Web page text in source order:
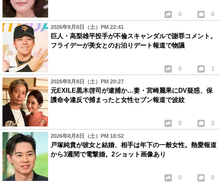
0 0
2026年8月8日（土）PM 22:41
巨人・高梨雄平投手が不倫スキャンダルで謝罪コメント。
フライデーが美女とのお泊りデート報道で物議
0 1
2026年8月8日（土）PM 20:27
元EXILE黒木啓司が逮捕か…妻・宮崎麗果にDV疑惑、保
護命令違反で捕まったと女性セブン報道で波紋
0 2
2026年8月8日（土）PM 18:52
戸塚純貴が彼女と結婚、相手は年下の一般女性。熱愛報道
から3週間で電撃婚。2ショット画像あり
0 0